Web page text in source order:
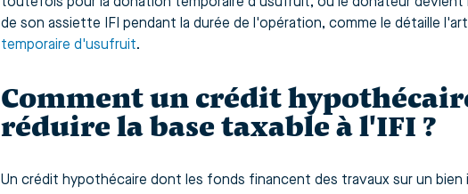
de son assiette IFI pendant la durée de l'opération, comme le détaille
temporaire d'usufruit.
Comment un crédit
réduire la base taxable à l'IFI ?
Un crédit hypothécaire dont les fonds financent des travaux sur un bien